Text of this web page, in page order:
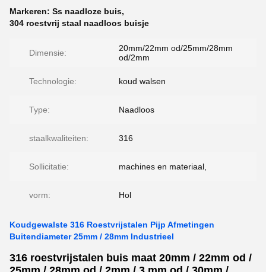
Markeren: Ss naadloze buis,
304 roestvrij staal naadloos buisje
Dimensie:
20mm/22mm od/25mm/28mm
od/2mm
Technologie: koud walsen
Type: Naadloos
staalkwaliteiten: 316
Sollicitatie: machines en materiaal,
vorm: Hol
Koudgewalste 316 Roestvrijstalen Pijp Afmetingen
Buitendiameter 25mm / 28mm Industrieel
316 roestvrijstalen buis maat 20mm / 22mm od /